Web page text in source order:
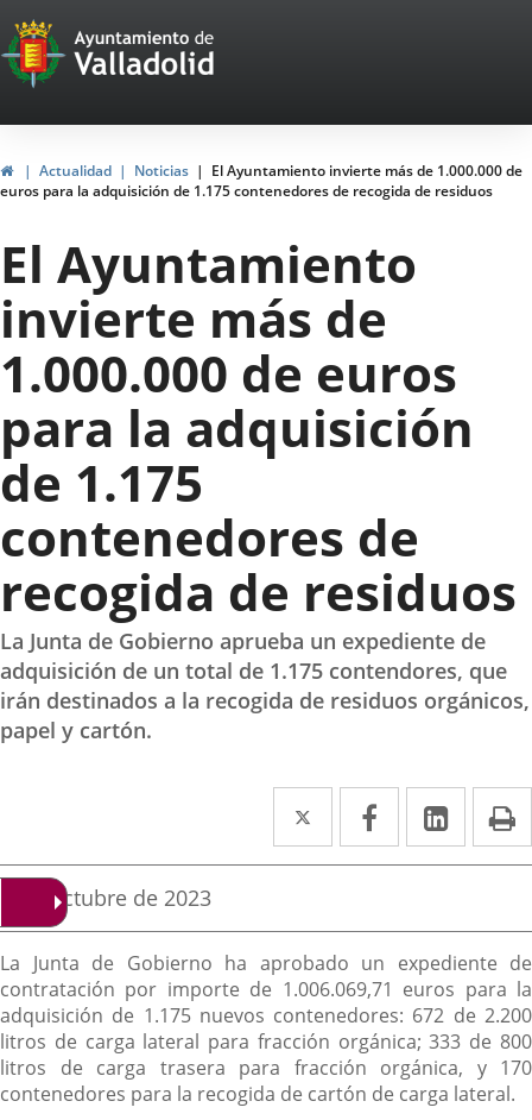
Portal
Web
del
Ayuntamiento
de
Valladolid
HomeActualidad Noticias
El Ayuntamiento invierte más de 1.000.000 de
euros para la adquisición de 1.175 contenedores de recogida de residuos
El Ayuntamiento
invierte más de
1.000.000 de euros
para la adquisición
de 1.175
contenedores de
recogida de residuos
La Junta de Gobierno aprueba un expediente de
adquisición de un total de 1.175 contendores, que
irán destinados a la recogida de residuos orgánicos,
papel y cartón.
Twitter
Enlace
a
aplicación
externa.
Facebook
Enlace
a
aplicación
externa.
Enlace
a
Fecha
la
noticia
3 de octubre de 2023
Descripción
La Junta de Gobierno ha aprobado un expediente de
contratación por importe de 1.006.069,71 euros para la
adquisición de 1.175 nuevos contenedores: 672 de 2.200
litros de carga lateral para fracción orgánica; 333 de 800
litros de carga trasera para fracción orgánica, y 170
contenedores para la recogida de cartón de carga lateral.